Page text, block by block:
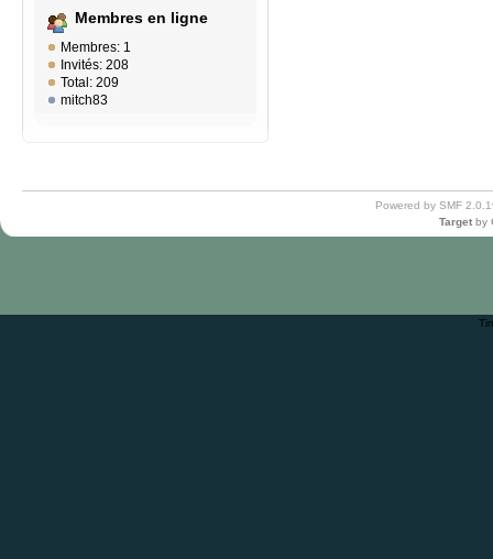
Membres en ligne
Membres: 1
Invités: 208
Total: 209
mitch83
Powered by SMF
Target by